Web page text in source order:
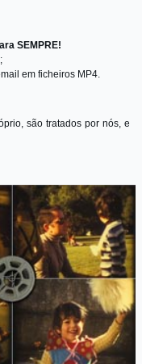
SEMPRE!
em ficheiros MP4.
são tratados por nós, e